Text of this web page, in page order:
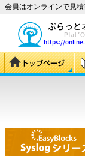
会員はオンラインで見